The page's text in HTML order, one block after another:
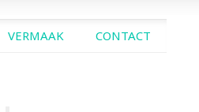
VERMAAK CONTACT